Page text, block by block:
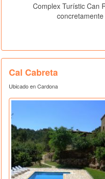
Complex Turístic Can
Cal Cabreta
Ubicado en Cardona